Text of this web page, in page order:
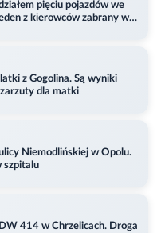
pięciu pojazdów we
z kierowców zabrany w
z Gogolina. Są wyniki
dla matki
Niemodlińskiej w Opolu.
szpitalu
414 w Chrzelicach. Droga